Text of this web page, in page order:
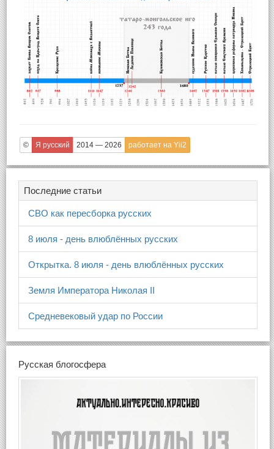
© Я русский 2014 — 2026 работает на Yii2
Последние статьи
СВО как пересборка русских
8 июля - день влюблённых русских
Открытка. 8 июля - день влюблённых русских
Земля Императора Николая II
Средневековый удар по России
Русская блогосфера